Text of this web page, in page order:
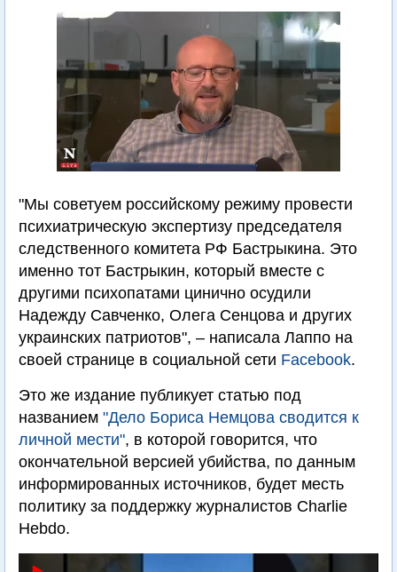
"Мы советуем российскому режиму провести
психиатрическую экспертизу председателя
следственного комитета РФ Бастрыкина. Это
именно тот Бастрыкин, который вместе с
другими психопатами цинично осудили
Надежду Савченко, Олега Сенцова и других
украинских патриотов", – написала Лаппо на
своей странице в социальной сети Facebook.
Это же издание публикует статью под
названием "Дело Бориса Немцова сводится к
личной мести", в которой говорится, что
окончательной версией убийства, по данным
информированных источников, будет месть
политику за поддержку журналистов Charlie
Hebdo.